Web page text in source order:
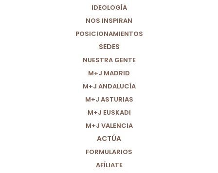
IDEOLOGÍA
NOS INSPIRAN
POSICIONAMIENTOS
SEDES
NUESTRA GENTE
M+J MADRID
M+J ANDALUCÍA
M+J ASTURIAS
M+J EUSKADI
M+J VALENCIA
ACTÚA
FORMULARIOS
AFÍLIATE
Actualidad